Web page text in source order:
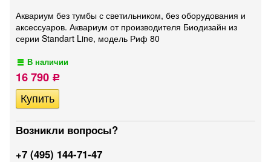
Аквариум без тумбы с светильником, без оборудования и
аксессуаров. Аквариум от производителя Биодизайн из
серии Standart Line, модель Риф 80
В наличии
16 790 Р
Возникли вопросы?
+7 (495) 144-71-47